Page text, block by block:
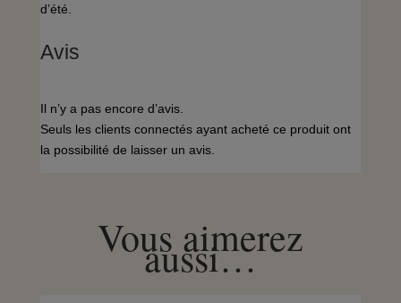
d’été.
Avis
Il n’y a pas encore d’avis.
Seuls les clients connectés ayant acheté ce produit ont
la possibilité de laisser un avis.
Vous aimerez
aussi…